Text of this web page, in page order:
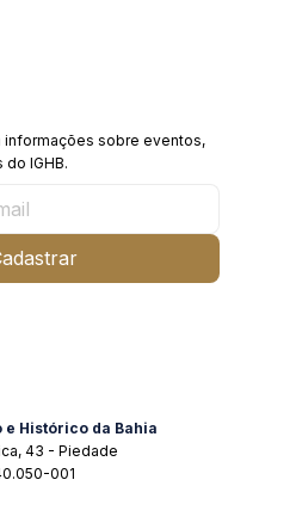
sobre eventos,
IGHB.
Histórico da Bahia
43 - Piedade
001